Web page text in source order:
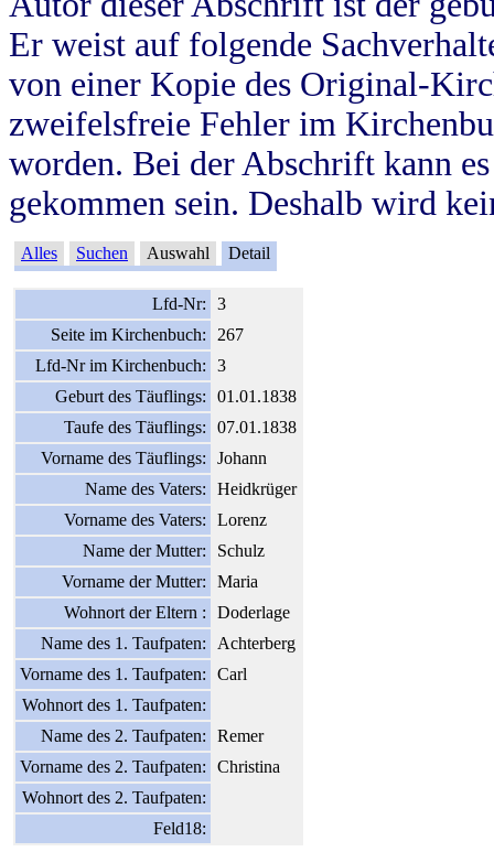
Er weist auf folgende
von einer Kopie des Original-
zweifelsfreie Fehler im
worden. Bei der Abschrift kann
gekommen sein. Deshalb wird
Alles Suchen Auswahl Detail
Lfd-Nr:
3
Seite im Kirchenbuch:
267
Lfd-Nr im Kirchenbuch:
3
Geburt des Täuflings:
01.01.1838
Taufe des Täuflings:
07.01.1838
Vorname des Täuflings:
Johann
Name des Vaters:
Heidkrüger
Vorname des Vaters:
Lorenz
Name der Mutter:
Schulz
Vorname der Mutter:
Maria
Wohnort der Eltern :
Doderlage
Name des 1. Taufpaten:
Achterberg
Vorname des 1. Taufpaten:
Carl
Wohnort des 1. Taufpaten:
Name des 2. Taufpaten:
Remer
Vorname des 2. Taufpaten:
Christina
Wohnort des 2. Taufpaten:
Feld18: